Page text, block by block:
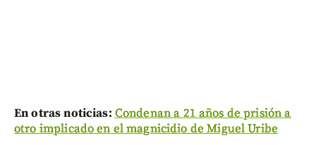
En otras noticias: Condenan a 21 años de prisión a
otro implicado en el magnicidio de Miguel Uribe